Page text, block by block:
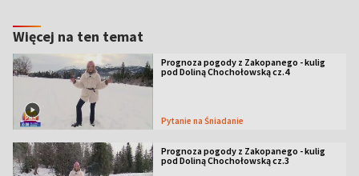
Więcej na ten temat
Prognoza pogody z Zakopanego - kulig
pod Doliną Chochołowską cz.4
Pytanie na Śniadanie
Prognoza pogody z Zakopanego - kulig
pod Doliną Chochołowską cz.3